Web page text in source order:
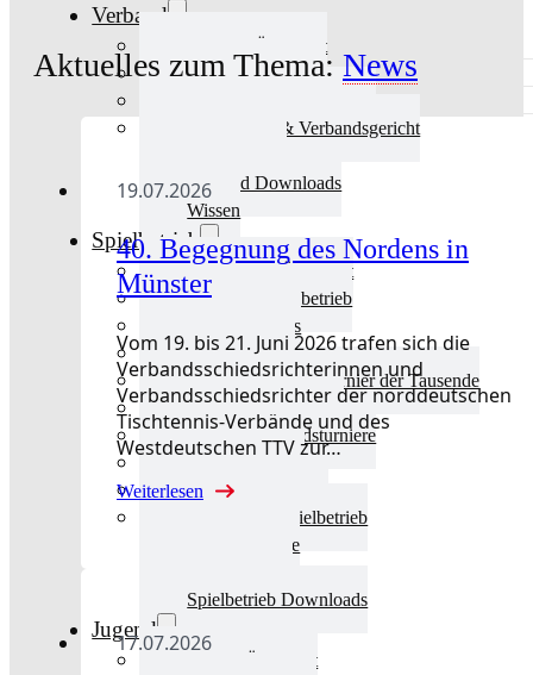
Verband
Verband Übersicht
Aktuelles Verband
Ausschüsse & Verbandsgericht
Verband Downloads
Wissen
Spielbetrieb
Spielbetrieb Übersicht
Aktuelles Spielbetrieb
BEM & Qualis
LRL & Qualis
TTT – Tischtennisturnier der Tausende
mini-Meisterschaften
Weitere Verbandsturniere
Turnierausrichtung
Mannschaftsspielbetrieb
Vereinsturniere
Spielbetrieb Downloads
Jugend
Jugend Übersicht
Aktuelles zum Thema: News
19.07.2026
40. Begegnung des Nordens in
Münster
Vom 19. bis 21. Juni 2026 trafen sich die
Verbandsschiedsrichterinnen und
Verbandsschiedsrichter der norddeutschen
Tischtennis-Verbände und des
Westdeutschen TTV zur…
Weiterlesen
17.07.2026